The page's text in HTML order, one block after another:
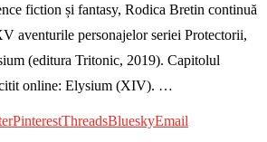
fiction și fantasy, Rodica Bretin continuă
aventurile personajelor seriei Protectorii,
(editura Tritonic, 2019). Capitolul
online: Elysium (XIV). …
PinterestThreadsBlueskyEmail